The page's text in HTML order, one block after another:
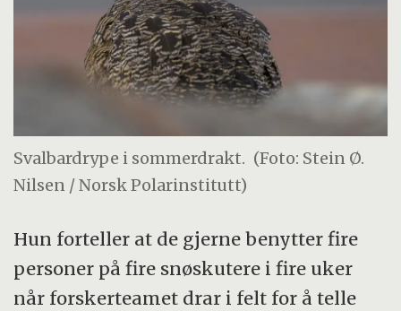
Svalbardrype i sommerdrakt. (Foto: Stein Ø.
Nilsen / Norsk Polarinstitutt)
Hun forteller at de gjerne benytter fire
personer på fire snøskutere i fire uker
når forskerteamet drar i felt for å telle